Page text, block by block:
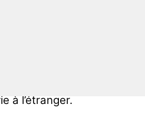
à l’étranger.